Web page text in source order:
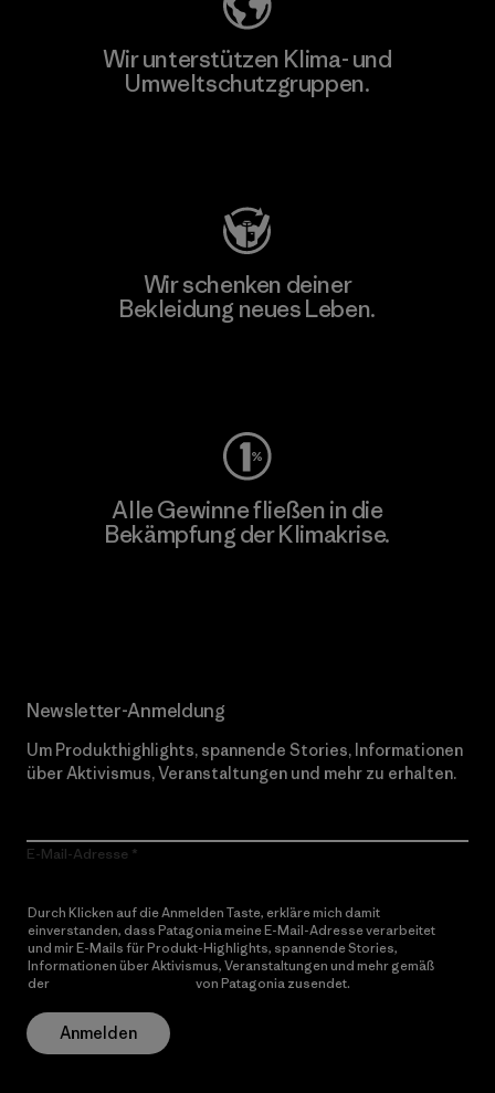
Wir unterstützen Klima- und
Umweltschutzgruppen.
Wir schenken deiner
Bekleidung neues Leben.
Alle Gewinne fließen in die
Bekämpfung der Klimakrise.
Newsletter-Anmeldung
Um Produkthighlights, spannende Stories, Informationen
über Aktivismus, Veranstaltungen und mehr zu erhalten.
E-Mail-Adresse
Durch Klicken auf die Anmelden Taste, erkläre mich damit
einverstanden, dass Patagonia meine E-Mail-Adresse verarbeitet
und mir E-Mails für Produkt-Highlights, spannende Stories,
Informationen über Aktivismus, Veranstaltungen und mehr gemäß
der
von Patagonia zusendet.
Anmelden